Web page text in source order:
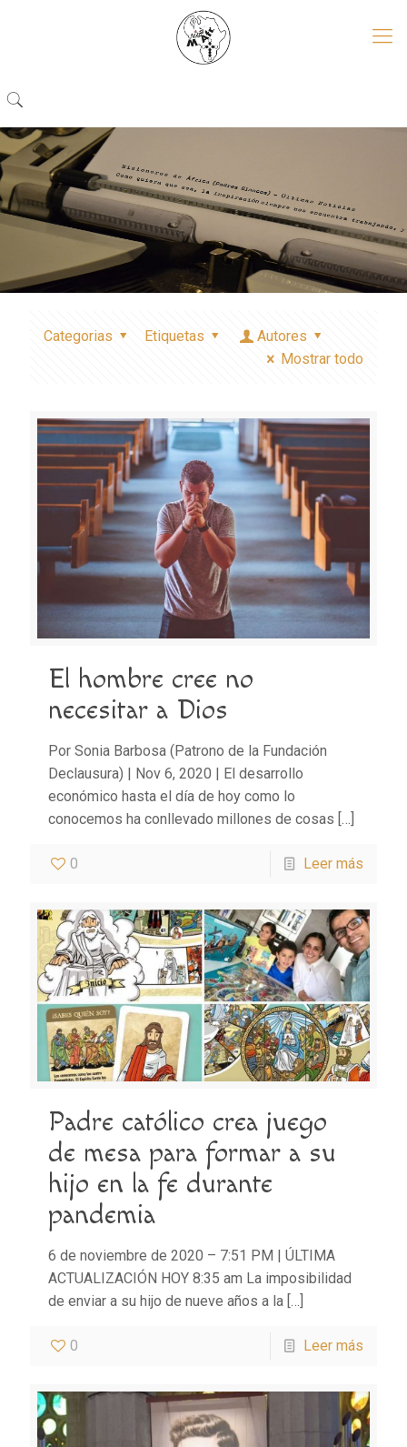
Categorias Etiquetas
Autores
Mostrar todo
El hombre cree no
necesitar a Dios
Por Sonia Barbosa (Patrono de la Fundación
Declausura) | Nov 6, 2020 | El desarrollo
económico hasta el día de hoy como lo
conocemos ha conllevado millones de cosas […]
0 Leer más
Padre católico crea juego
de mesa para formar a su
hijo en la fe durante
pandemia
6 de noviembre de 2020 – 7:51 PM | ÚLTIMA
ACTUALIZACIÓN HOY 8:35 am La imposibilidad
de enviar a su hijo de nueve años a la […]
0 Leer más